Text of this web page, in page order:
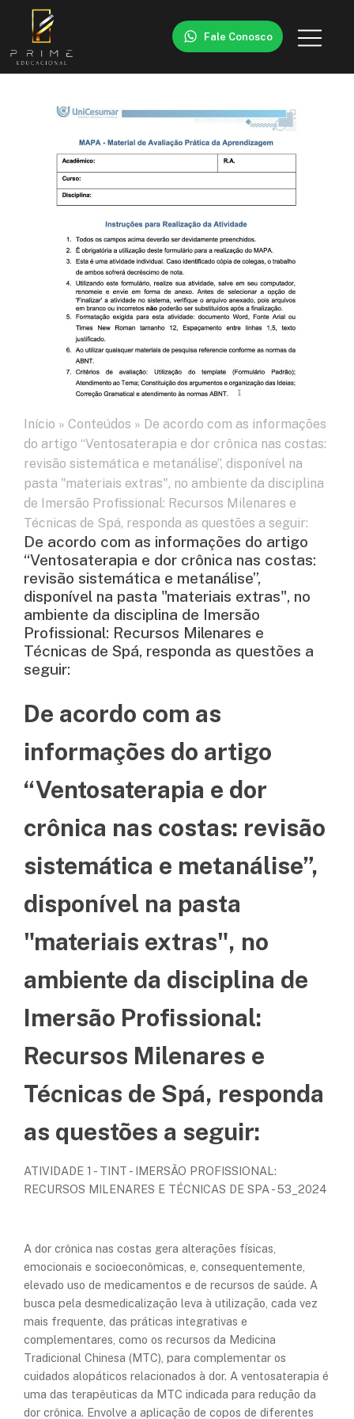
Fale Conosco
Início » Conteúdos » De acordo com as informações
do artigo “Ventosaterapia e dor crônica nas costas:
revisão sistemática e metanálise”, disponível na
pasta "materiais extras", no ambiente da disciplina
de Imersão Profissional: Recursos Milenares e
Técnicas de Spá, responda as questões a seguir:
De acordo com as informações do artigo
“Ventosaterapia e dor crônica nas costas:
revisão sistemática e metanálise”,
disponível na pasta "materiais extras", no
ambiente da disciplina de Imersão
Profissional: Recursos Milenares e
Técnicas de Spá, responda as questões a
seguir:
De acordo com as
informações do artigo
“Ventosaterapia e dor
crônica nas costas: revisão
sistemática e metanálise”,
disponível na pasta
"materiais extras", no
ambiente da disciplina de
Imersão Profissional:
Recursos Milenares e
Técnicas de Spá, responda
as questões a seguir:
ATIVIDADE 1 - TINT - IMERSÃO PROFISSIONAL:
RECURSOS MILENARES E TÉCNICAS DE SPA - 53_2024
A dor crônica nas costas gera alterações físicas,
emocionais e socioeconômicas, e, consequentemente,
elevado uso de medicamentos e de recursos de saúde. A
busca pela desmedicalização leva à utilização, cada vez
mais frequente, das práticas integrativas e
complementares, como os recursos da Medicina
Tradicional Chinesa (MTC), para complementar os
cuidados alopáticos relacionados à dor. A ventosaterapia é
uma das terapêuticas da MTC indicada para redução da
dor crônica. Envolve a aplicação de copos de diferentes